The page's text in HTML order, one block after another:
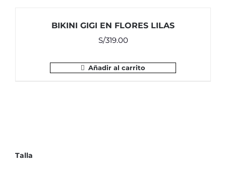
BIKINI GIGI EN FLORES LILAS
S/319.00
Añadir al carrito
Talla